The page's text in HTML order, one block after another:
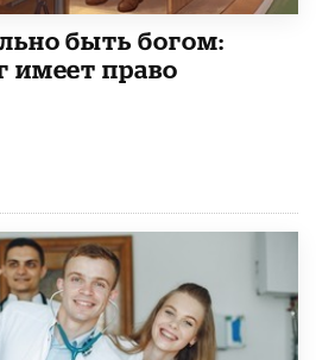
быть богом:
имеет право